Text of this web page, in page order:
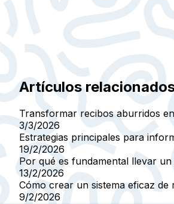
Artículos
Transformar recibos aburridos
3/3/2026
Estrategias principales para
19/2/2026
Por qué es fundamental llevar
13/2/2026
Cómo crear un sistema eficaz
9/2/2026